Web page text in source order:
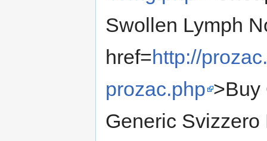
Swollen Lymph
href=http://
prozac.php >Buy
Generic